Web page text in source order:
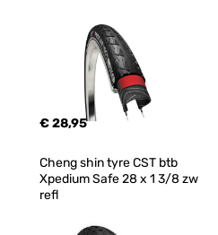
€ 28,95
Cheng shin tyre CST btb
Xpedium Safe 28 x 1 3/8 zw
refl